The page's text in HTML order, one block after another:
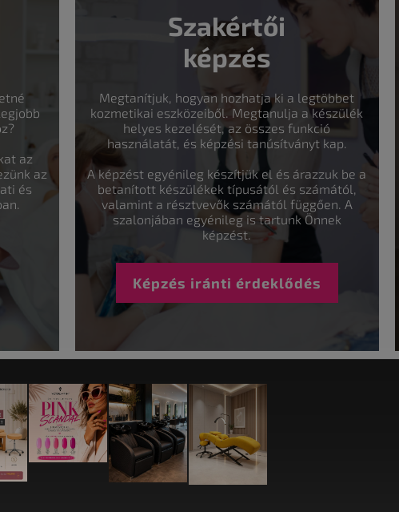
az
az
és
Szakértői
képzés
Megtanítjuk, hogyan hozhatja ki a legtöbbet
kozmetikai eszközeiből. Megtanulja a készülék
helyes kezelését, az összes funkció
használatát, és képzési tanúsítványt kap.
A képzést egyénileg készítjük el és árazzuk be a
betanított készülékek típusától és számától,
valamint a résztvevők számától függően. A
szalonjában egyénileg is tartunk Önnek
képzést.
Képzés iránti érdeklődés